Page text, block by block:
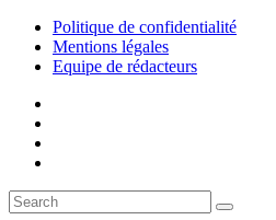
Politique de confidentialité
Mentions légales
Equipe de rédacteurs